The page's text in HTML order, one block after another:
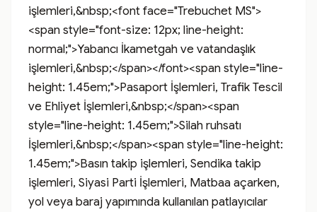
işlemleri,&nbsp;<font face="Trebuchet MS">
<span style="font-size: 12px; line-height:
normal;">Yabancı İkametgah ve vatandaşlık
işlemleri,&nbsp;</span></font><span style="line-
height: 1.45em;">Pasaport İşlemleri, Trafik Tescil
ve Ehliyet İşlemleri,&nbsp;</span><span
style="line-height: 1.45em;">Silah ruhsatı
İşlemleri,&nbsp;</span><span style="line-height:
1.45em;">Basın takip işlemleri, Sendika takip
işlemleri, Siyasi Parti İşlemleri, Matbaa açarken,
yol veya baraj yapımında kullanılan patlayıcılar